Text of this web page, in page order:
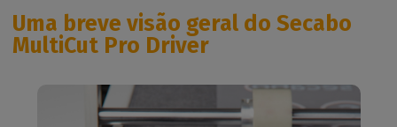
Uma breve visão geral do Secabo
MultiCut Pro Driver